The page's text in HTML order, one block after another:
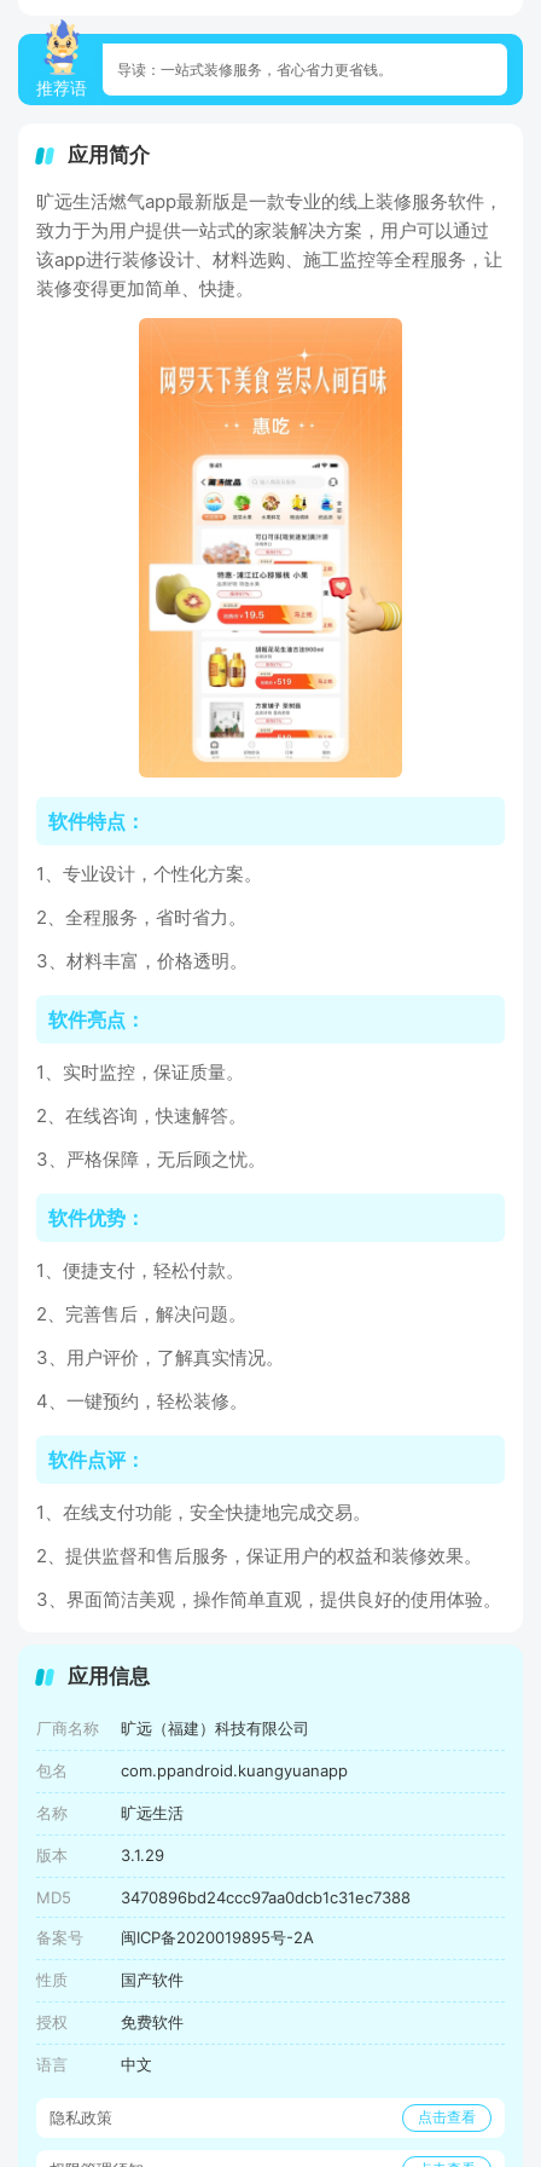
推荐语
导读：一站式装修服务，省心省力更省钱。
应用简介
旷远生活燃气app最新版是一款专业的线上装修服务软件，
致力于为用户提供一站式的家装解决方案，用户可以通过
该app进行装修设计、材料选购、施工监控等全程服务，让
装修变得更加简单、快捷。
软件特点：
1、专业设计，个性化方案。
2、全程服务，省时省力。
3、材料丰富，价格透明。
软件亮点：
1、实时监控，保证质量。
2、在线咨询，快速解答。
3、严格保障，无后顾之忧。
软件优势：
1、便捷支付，轻松付款。
2、完善售后，解决问题。
3、用户评价，了解真实情况。
4、一键预约，轻松装修。
软件点评：
1、在线支付功能，安全快捷地完成交易。
2、提供监督和售后服务，保证用户的权益和装修效果。
3、界面简洁美观，操作简单直观，提供良好的使用体验。
应用信息
厂商名称 旷远（福建）科技有限公司
包名 com.ppandroid.kuangyuanapp
名称 旷远生活
版本 3.1.29
MD5 3470896bd24ccc97aa0dcb1c31ec7388
备案号 闽ICP备2020019895号-2A
性质 国产软件
授权 免费软件
语言 中文
隐私政策 点击查看